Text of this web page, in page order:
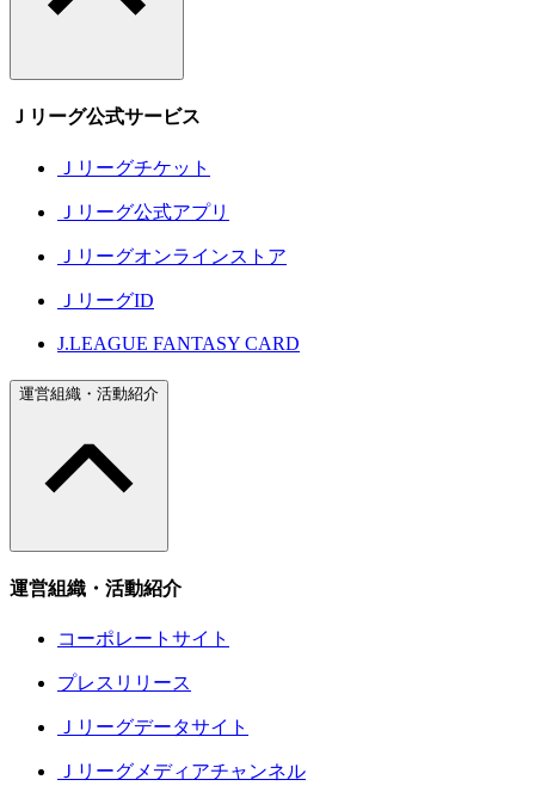
Ｊリーグ公式サービス
Ｊリーグチケット
Ｊリーグ公式アプリ
Ｊリーグオンラインストア
ＪリーグID
J.LEAGUE FANTASY CARD
運営組織・活動紹介
運営組織・活動紹介
コーポレートサイト
プレスリリース
Ｊリーグデータサイト
Ｊリーグメディアチャンネル